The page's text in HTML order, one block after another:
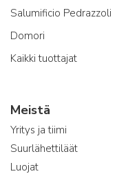
Salumificio Pedrazzoli
Domori
Kaikki tuottajat
Meistä
Yritys ja tiimi
Suurlähettiläät
Luojat